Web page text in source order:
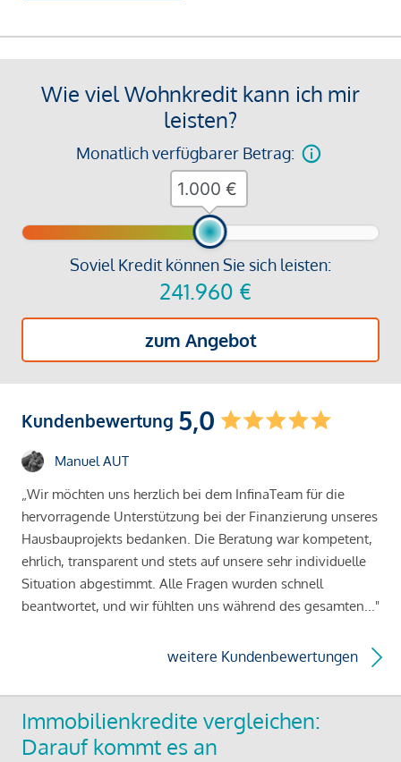
Wie viel Wohnkredit kann ich mir
leisten?
Monatlich verfügbarer Betrag:
Soviel Kredit können Sie sich leisten:
241.960 €
zum Angebot
€
Kundenbewertung 5,0
Manuel AUT
„Wir möchten uns herzlich bei dem InfinaTeam für die
hervorragende Unterstützung bei der Finanzierung unseres
Hausbauprojekts bedanken. Die Beratung war kompetent,
ehrlich, transparent und stets auf unsere sehr individuelle
Situation abgestimmt. Alle Fragen wurden schnell
beantwortet, und wir fühlten uns während des gesamten..."
weitere Kundenbewertungen
Immobilienkredite vergleichen:
Darauf kommt es an